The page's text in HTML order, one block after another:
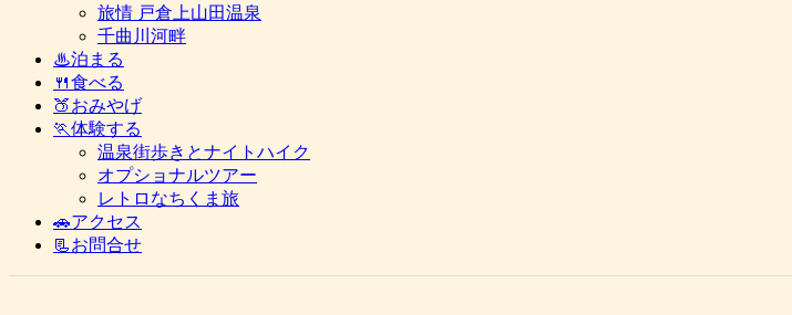
旅情 戸倉上山田温泉
千曲川河畔
♨泊まる
🍴食べる
🍑おみやげ
🏃体験する
温泉街歩きとナイトハイク
オプショナルツアー
レトロなちくま旅
🚗アクセス
📃お問合せ